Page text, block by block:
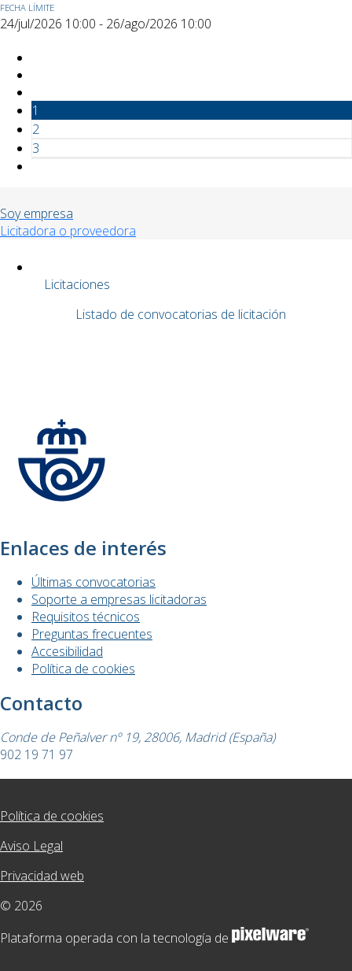
FECHA LÍMITE
24/jul/2026 10:00 - 26/ago/2026 10:00
1
2
3
Soy empresa
Licitadora o proveedora
Licitaciones
Listado de convocatorias de licitación
Enlaces de interés
Últimas convocatorias
Soporte a empresas licitadoras
Requisitos técnicos
Preguntas frecuentes
Accesibilidad
Política de cookies
Contacto
Conde de Peñalver nº 19, 28006, Madrid (España)
902 19 71 97
Política de cookies
Aviso Legal
Privacidad web
© 2026
Plataforma operada con la tecnología de